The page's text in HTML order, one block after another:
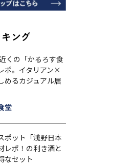
くの「かるろす食
ポ。イタリアン×
めるカジュアル居
堂
ポット「浅野日本
レポ！の利き酒と
なセット